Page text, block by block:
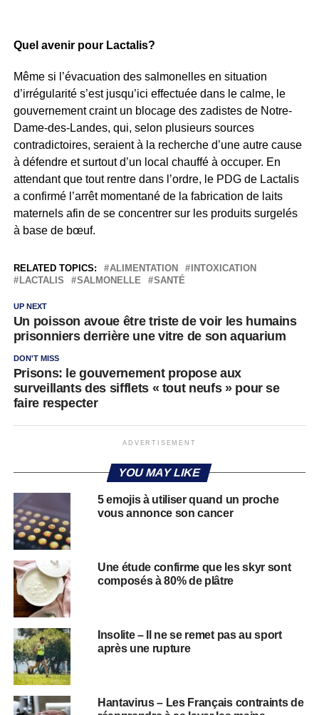
Quel avenir pour Lactalis?
Même si l’évacuation des salmonelles en situation
d’irrégularité s’est jusqu’ici effectuée dans le calme, le
gouvernement craint un blocage des zadistes de Notre-
Dame-des-Landes, qui, selon plusieurs sources
contradictoires, seraient à la recherche d’une autre cause
à défendre et surtout d’un local chauffé à occuper. En
attendant que tout rentre dans l’ordre, le PDG de Lactalis
a confirmé l’arrêt momentané de la fabrication de laits
maternels afin de se concentrer sur les produits surgelés
à base de bœuf.
RELATED TOPICS: ALIMENTATION
INTOXICATION
LACTALIS
SALMONELLE SANTÉ
UP NEXT
Un poisson avoue être triste de voir les humains
prisonniers derrière une vitre de son aquarium
DON'T MISS
Prisons: le gouvernement propose aux
surveillants des sifflets « tout neufs » pour se
faire respecter
ADVERTISEMENT
YOU MAY LIKE
5 emojis à utiliser quand un proche
vous annonce son cancer
Une étude confirme que les skyr sont
composés à 80% de plâtre
Insolite – Il ne se remet pas au sport
après une rupture
Hantavirus – Les Français contraints de